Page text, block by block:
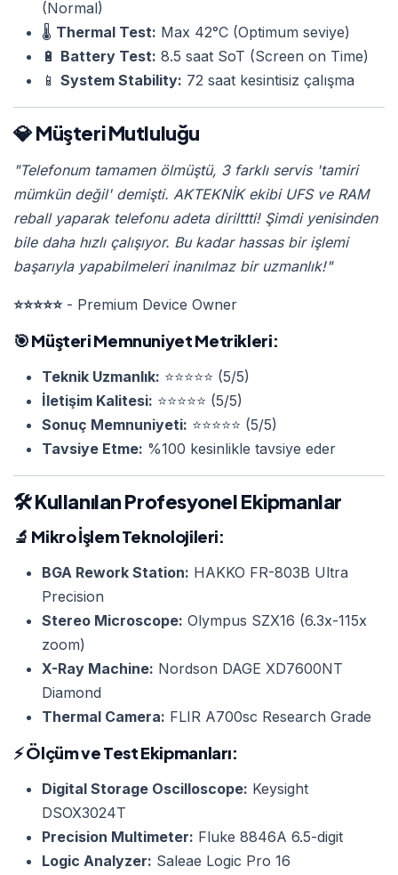
(Normal)
🌡️ Thermal Test: Max 42°C (Optimum seviye)
🔋 Battery Test: 8.5 saat SoT (Screen on Time)
📱 System Stability: 72 saat kesintisiz çalışma
💎 Müşteri Mutluluğu
"Telefonum tamamen ölmüştü, 3 farklı servis 'tamiri
mümkün değil' demişti. AKTEKNİK ekibi UFS ve RAM
reball yaparak telefonu adeta dirilttti! Şimdi yenisinden
bile daha hızlı çalışıyor. Bu kadar hassas bir işlemi
başarıyla yapabilmeleri inanılmaz bir uzmanlık!"
⭐⭐⭐⭐⭐- Premium Device Owner
🎯Müşteri Memnuniyet Metrikleri:
Teknik Uzmanlık: ⭐⭐⭐⭐⭐ (5/5)
İletişim Kalitesi: ⭐⭐⭐⭐⭐ (5/5)
Sonuç Memnuniyeti: ⭐⭐⭐⭐⭐ (5/5)
Tavsiye Etme: %100 kesinlikle tavsiye eder
🛠️ Kullanılan Profesyonel Ekipmanlar
🔬 Mikro İşlem Teknolojileri:
BGA Rework Station: HAKKO FR-803B Ultra
Precision
Stereo Microscope: Olympus SZX16 (6.3x-115x
zoom)
X-Ray Machine: Nordson DAGE XD7600NT
Diamond
Thermal Camera: FLIR A700sc Research Grade
⚡Ölçüm ve Test Ekipmanları:
Digital Storage Oscilloscope: Keysight
DSOX3024T
Precision Multimeter: Fluke 8846A 6.5-digit
Logic Analyzer: Saleae Logic Pro 16